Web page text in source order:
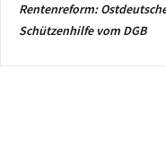
Rentenreform:
Schützenhilfe vom DGB